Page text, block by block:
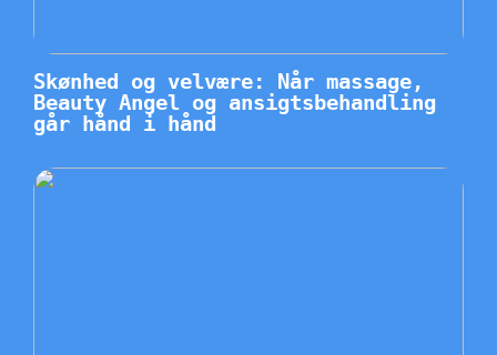
Skønhed og velvære: Når massage,
Beauty Angel og ansigtsbehandling
går hånd i hånd